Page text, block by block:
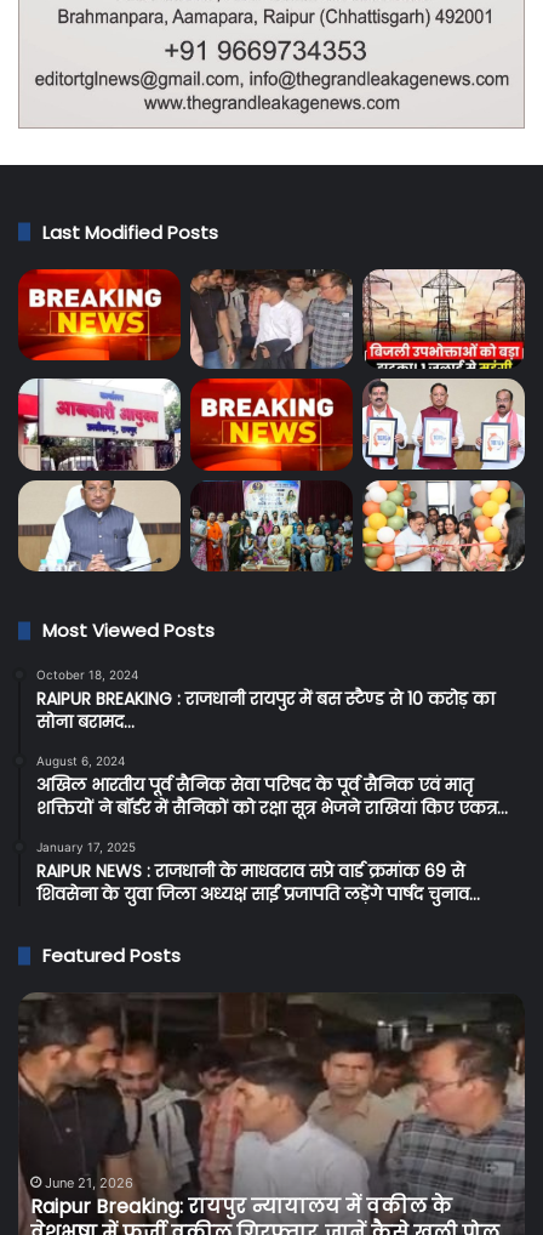
Last Modified Posts
Most Viewed Posts
October 18, 2024
RAIPUR BREAKING : राजधानी रायपुर में बस स्टैण्ड से 10 करोड़ का
सोना बरामद…
August 6, 2024
अखिल भारतीय पूर्व सैनिक सेवा परिषद के पूर्व सैनिक एवं मातृ
शक्तियों ने बॉर्डर में सैनिकों को रक्षा सूत्र भेजने राखियां किए एकत्र…
January 17, 2025
RAIPUR NEWS : राजधानी के माधवराव सप्रे वार्ड क्रमांक 69 से
शिवसेना के युवा जिला अध्यक्ष साईं प्रजापति लड़ेंगे पार्षद चुनाव…
Featured Posts
Cg
Breaking:
प्रदेश
के
बिजली
उपभोक्ताओं
को
तगड़ा
झटका,
June 15, 2026
Cg Breaking: प्रदेश के बिजली उपभोक्ताओं को तगड़ा
झटका, बिजली के दामों में 30 से 50 पैसे प्रति यूनिट की
में
पर